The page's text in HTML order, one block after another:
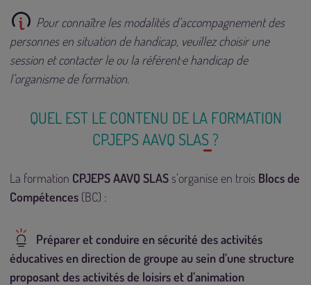
Pour connaître les modalités d’accompagnement des
personnes en situation de handicap, veuillez choisir une
session et contacter le ou la référent·e handicap de
l’organisme de formation.
QUEL EST LE CONTENU DE LA FORMATION
CPJEPS AAVQ SLAS ?
La formation CPJEPS AAVQ SLASs’organise en trois Blocs de
Compétences(BC) :
Préparer et conduire en sécurité des activités
éducatives en direction de groupe au sein d’une structure
proposant des activités de loisirs et d’animation